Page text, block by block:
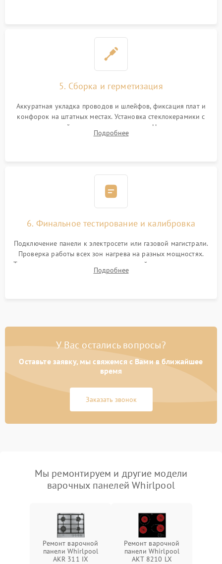
5. Сборка и герметизация
Аккуратная укладка проводов и шлейфов, фиксация плат и
конфорок на штатных местах. Установка стеклокерамики с
проверкой равномерности зазоров. Нанесение
термостойкого герметика или укладка уплотнительной
Подробнее
6. Финальное тестирование и калибровка
Подключение панели к электросети или газовой магистрали.
Проверка работы всех зон нагрева на разных мощностях.
Тестирование сенсорного управления, таймера, индикаторов
остаточного тепла и систем защиты от перегрева.
Подробнее
У Вас остались вопросы?
Оставьте заявку, мы свяжемся с Вами в ближайшее
время
Заказать звонок
Мы ремонтируем и другие модели
варочных панелей Whirlpool
Ремонт варочной
панели Whirlpool
AKR 311 IX
Ремонт варочной
панели Whirlpool
AKT 8210 LX